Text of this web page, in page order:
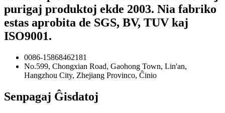
purigaj produktoj ekde 2003. Nia fabriko
estas aprobita de SGS, BV, TUV kaj
ISO9001.
0086-15868462181
No.599, Chongxian Road, Gaohong Town, Lin'an,
Hangzhou City, Zhejiang Provinco, Ĉinio
Senpagaj Ĝisdatoj